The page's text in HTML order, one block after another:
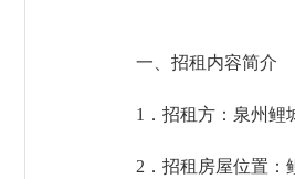
一、招租内容简介
1．招租方：泉州鲤
2．招租房屋位置：